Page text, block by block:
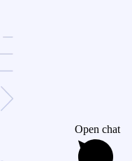
Open chat